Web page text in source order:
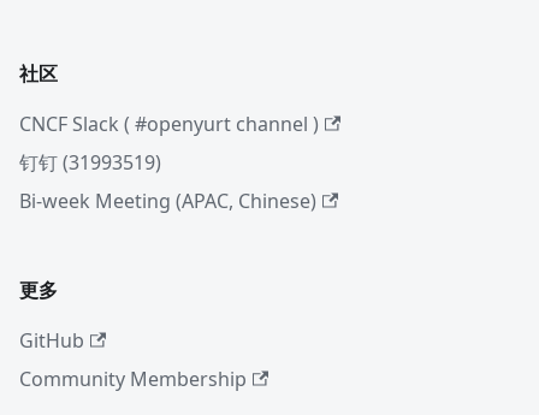
社区
CNCF Slack ( #openyurt channel )
钉钉 (31993519)
Bi-week Meeting (APAC, Chinese)
更多
GitHub
Community Membership